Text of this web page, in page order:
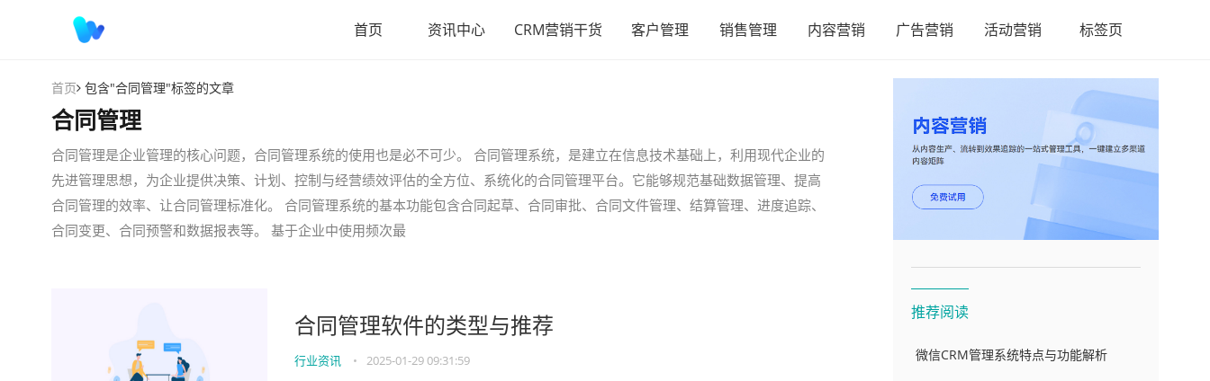
首页 资讯中心 CRM营销干货 客户管理 销售管理 内容营销 广告营销 活动营销 标签页
首页 包含"合同管理"标签的文章
合同管理
合同管理是企业管理的核心问题，合同管理系统的使用也是必不可少。 合同管理系统，是建立在信息技术基础上，利用现代企业的
先进管理思想，为企业提供决策、计划、控制与经营绩效评估的全方位、系统化的合同管理平台。它能够规范基础数据管理、提高
合同管理的效率、让合同管理标准化。 合同管理系统的基本功能包含合同起草、合同审批、合同文件管理、结算管理、进度追踪、
合同变更、合同预警和数据报表等。 基于企业中使用频次最
合同管理软件的类型与推荐
行业资讯 • 2025-01-29 09:31:59
推荐阅读
微信CRM管理系统特点与功能解析